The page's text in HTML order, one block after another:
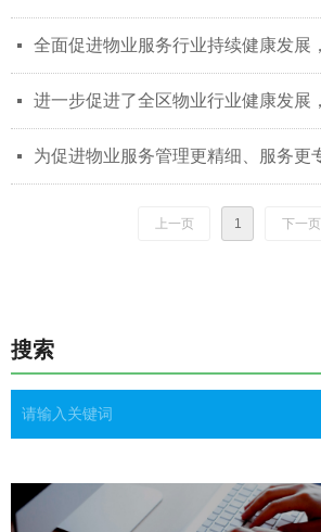
搜索
넷
넷
넷
上一页 1 下一页